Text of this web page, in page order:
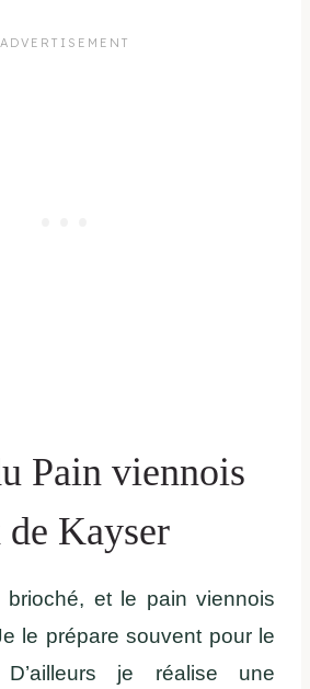
Pain viennois
Kayser
brioché, et le pain viennois
le prépare souvent pour le
D’ailleurs je réalise une